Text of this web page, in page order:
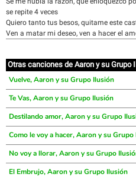
se repite 4 veces
Quiero tanto tus besos, quitame este
Ven a matar mi deseo, ven a hacer el
Otras canciones de Aaron y su Grupo
Vuelve, Aaron y su Grupo Ilusión
Te Vas, Aaron y su Grupo Ilusión
Destilando amor, Aaron y su Grupo
Como le voy a hacer, Aaron y su Grupo
No voy a llorar, Aaron y su Grupo
El Embrujo, Aaron y su Grupo Ilusión